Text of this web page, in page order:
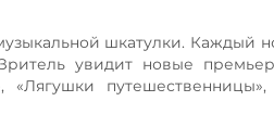
шкатулки. Каждый
увидит новые
«Лягушки